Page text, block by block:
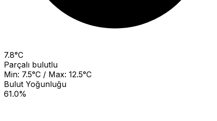
7.8°C
Parçalı bulutlu
Min: 7.5°C / Max: 12.5°C
Bulut Yoğunluğu
61.0%